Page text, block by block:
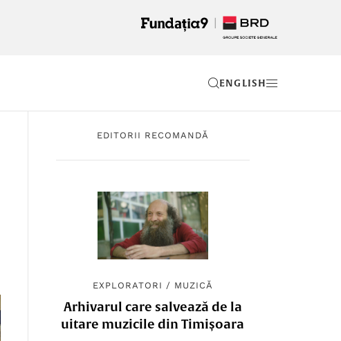
EN
EDITORII RECOMANDĂ
EXPLORATORI / MUZICĂ
Arhivarul care salvează de la
uitare muzicile din Timișoara